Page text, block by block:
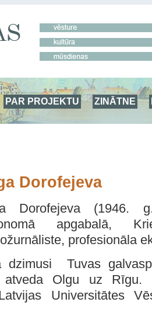
PAR PROJEKTU ZINĀTNE
Dorofejeva
Dorofejeva (1946.
apgabalā,
profesionāla
dzimusi Tuvas
atveda Olgu uz Rīgu.
Universitātes